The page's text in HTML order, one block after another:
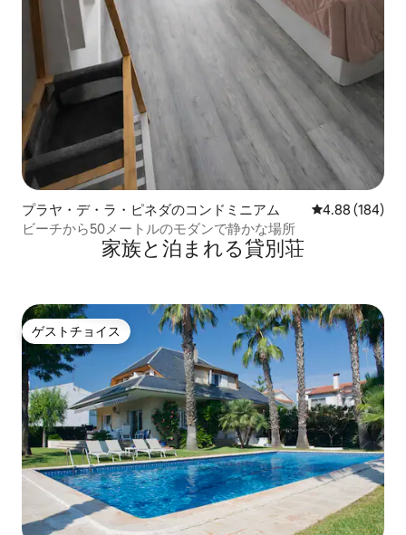
プラヤ・デ・ラ・ピネダのコンドミニアム レビュー184
4.88 (184)
ビーチから50メートルのモダンで静かな場所
家族と泊まれる貸別荘
ゲストチョイス
ゲストチョイス